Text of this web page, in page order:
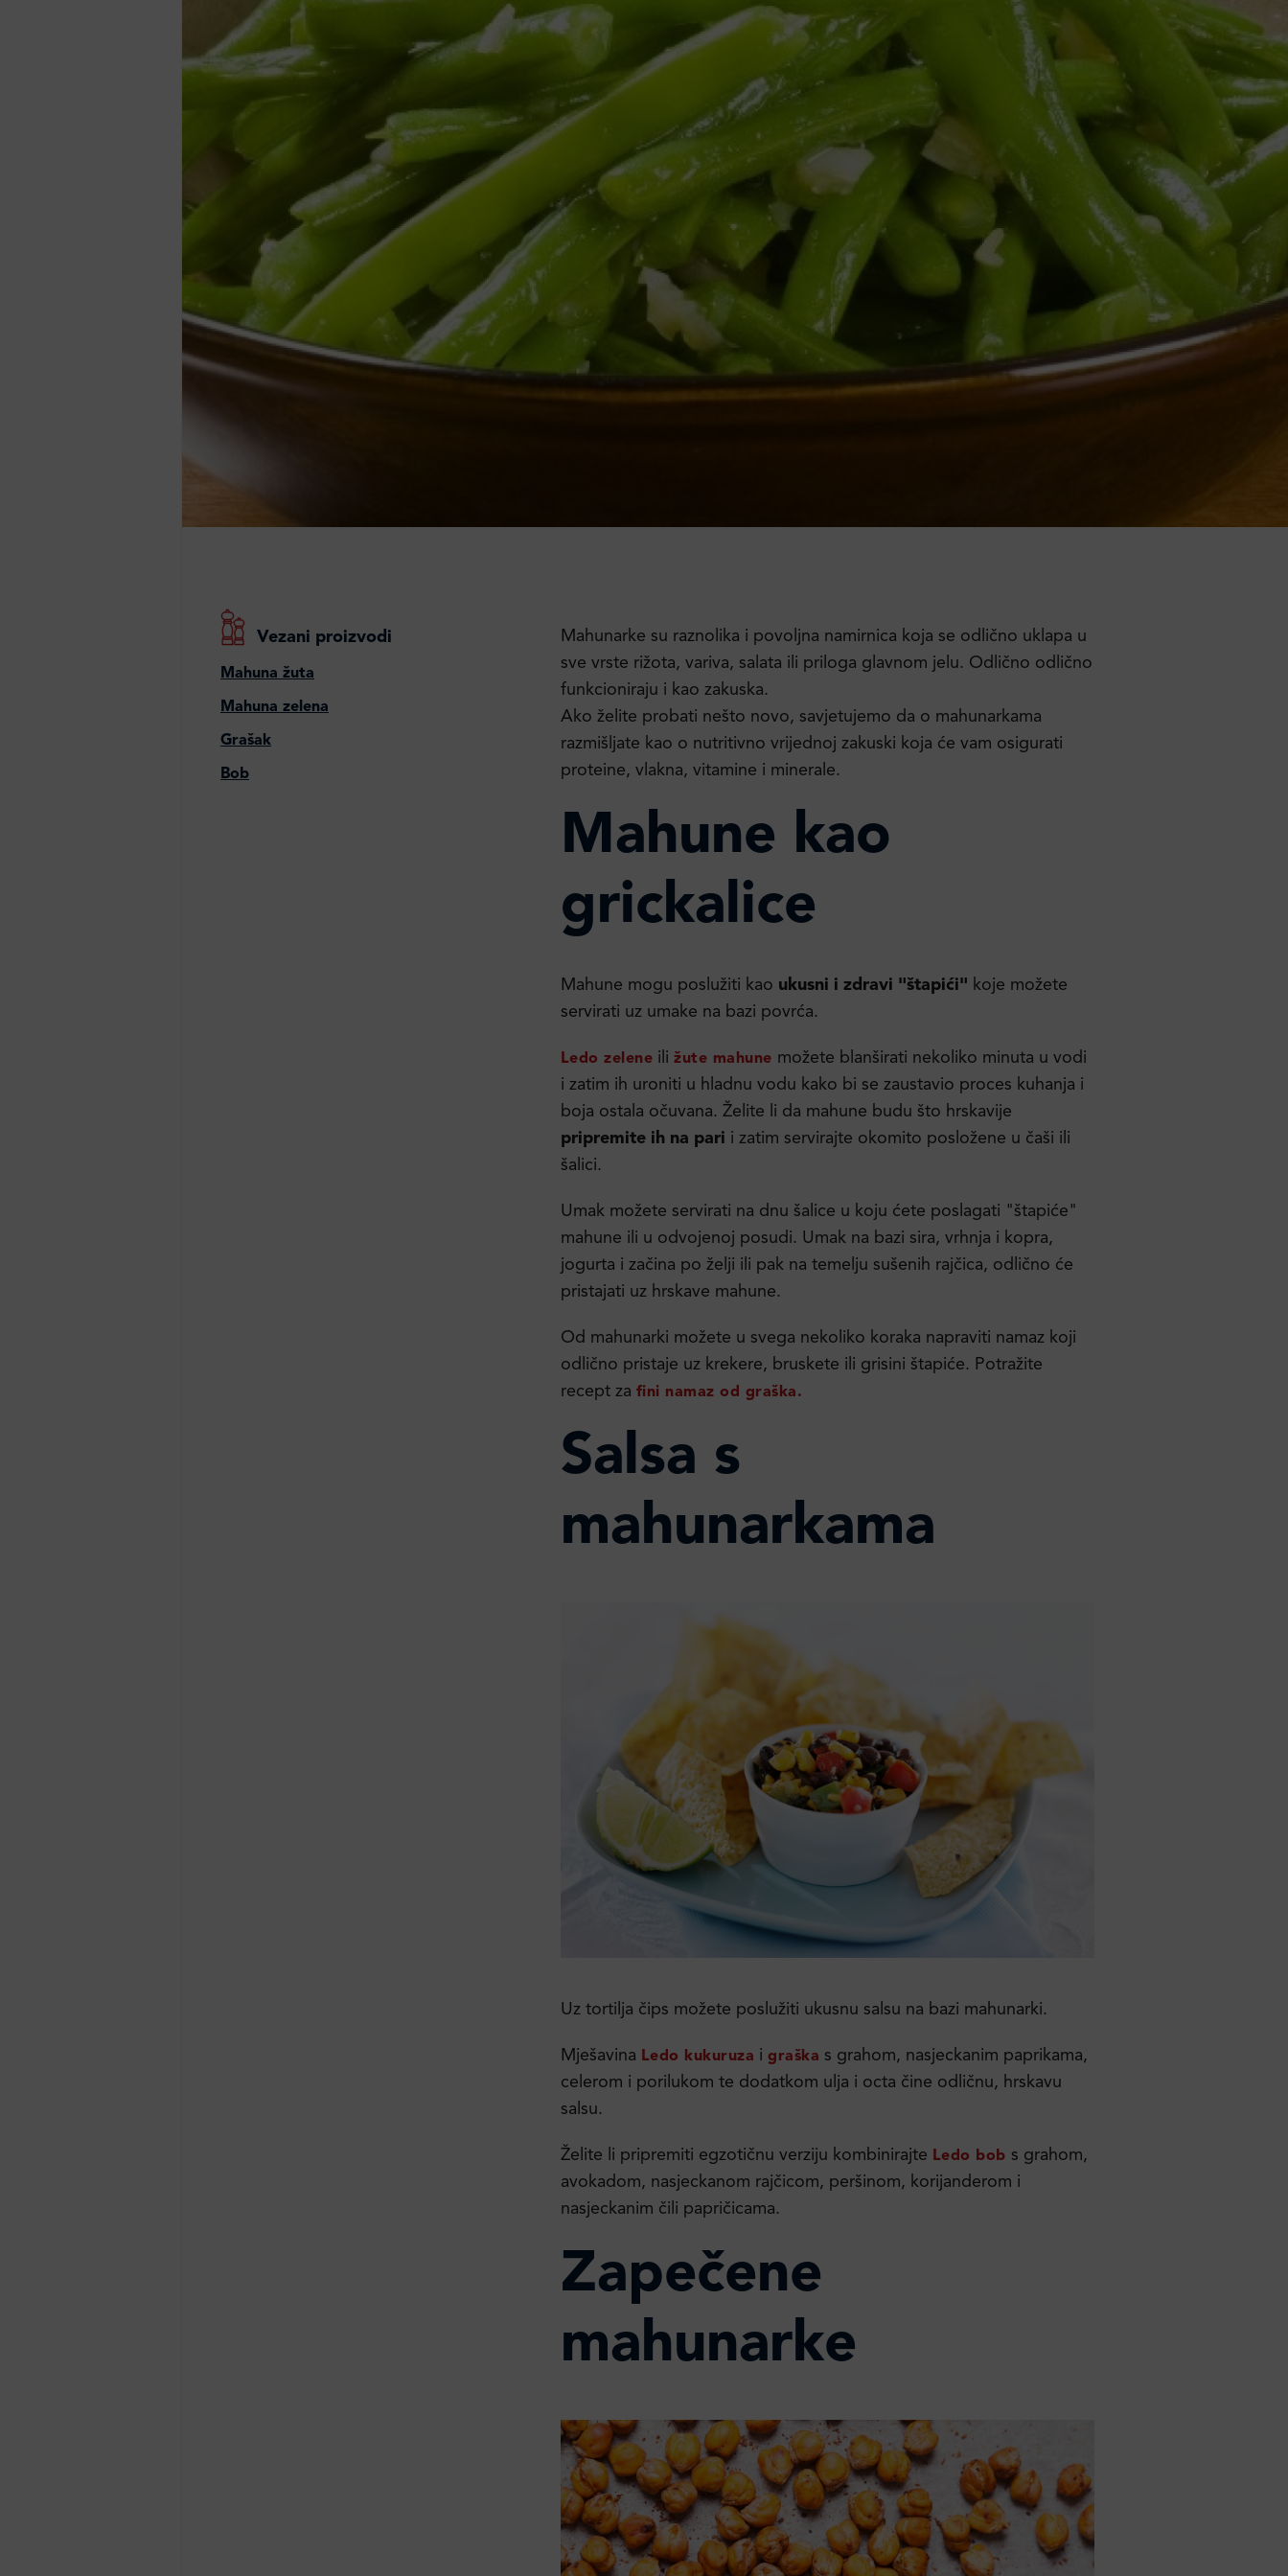
Vezani proizvodi
Mahuna žuta
Mahuna zelena
Grašak
Bob
Mahunarke su raznolika i povoljna namirnica koja se odlično uklapa u
sve vrste rižota, variva, salata ili priloga glavnom jelu. Odlično odlično
funkcioniraju i kao zakuska.
Ako želite probati nešto novo, savjetujemo da o mahunarkama
razmišljate kao o nutritivno vrijednoj zakuski koja će vam osigurati
proteine, vlakna, vitamine i minerale.
Mahune kao
grickalice
Mahune mogu poslužiti kao ukusni i zdravi "štapići" koje možete
servirati uz umake na bazi povrća.
Ledo zelene iližute mahune možete blanširati nekoliko minuta u vodi
i zatim ih uroniti u hladnu vodu kako bi se zaustavio proces kuhanja i
boja ostala očuvana. Želite li da mahune budu što hrskavije
pripremite ih na pari i zatim servirajte okomito posložene u čaši ili
šalici.
Umak možete servirati na dnu šalice u koju ćete poslagati "štapiće"
mahune ili u odvojenoj posudi. Umak na bazi sira, vrhnja i kopra,
jogurta i začina po želji ili pak na temelju sušenih rajčica, odlično će
pristajati uz hrskave mahune.
Od mahunarki možete u svega nekoliko koraka napraviti namaz koji
odlično pristaje uz krekere, bruskete ili grisini štapiće. Potražite
recept za fini namaz od graška.
Salsa s
mahunarkama
Uz tortilja čips možete poslužiti ukusnu salsu na bazi mahunarki.
Mješavina Ledo kukuruza igraška s grahom, nasjeckanim paprikama,
celerom i porilukom te dodatkom ulja i octa čine odličnu, hrskavu
salsu.
Želite li pripremiti egzotičnu verziju kombinirajte Ledo bob s grahom,
avokadom, nasjeckanom rajčicom, peršinom, korijanderom i
nasjeckanim čili papričicama.
Zapečene
mahunarke